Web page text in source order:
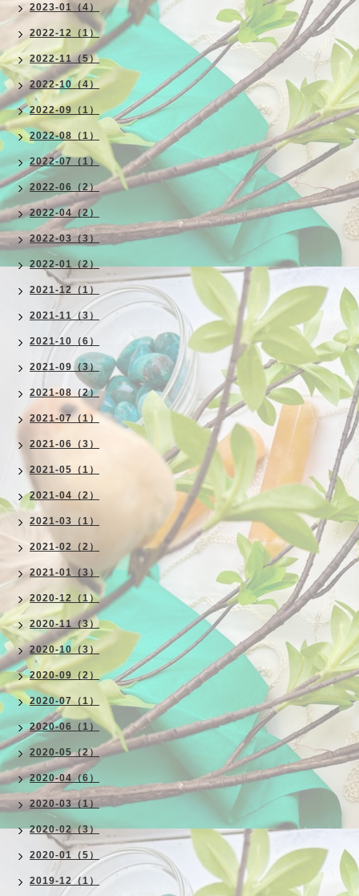
2023-01（4）
2022-12（1）
2022-11（5）
2022-10（4）
2022-09（1）
2022-08（1）
2022-07（1）
2022-06（2）
2022-04（2）
2022-03（3）
2022-01（2）
2021-12（1）
2021-11（3）
2021-10（6）
2021-09（3）
2021-08（2）
2021-07（1）
2021-06（3）
2021-05（1）
2021-04（2）
2021-03（1）
2021-02（2）
2021-01（3）
2020-12（1）
2020-11（3）
2020-10（3）
2020-09（2）
2020-07（1）
2020-06（1）
2020-05（2）
2020-04（6）
2020-03（1）
2020-02（3）
2020-01（5）
2019-12（1）